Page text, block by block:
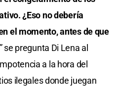
¿Eso no debería
el momento, antes de que
se pregunta Di Lena al
a la hora del
ilegales donde juegan